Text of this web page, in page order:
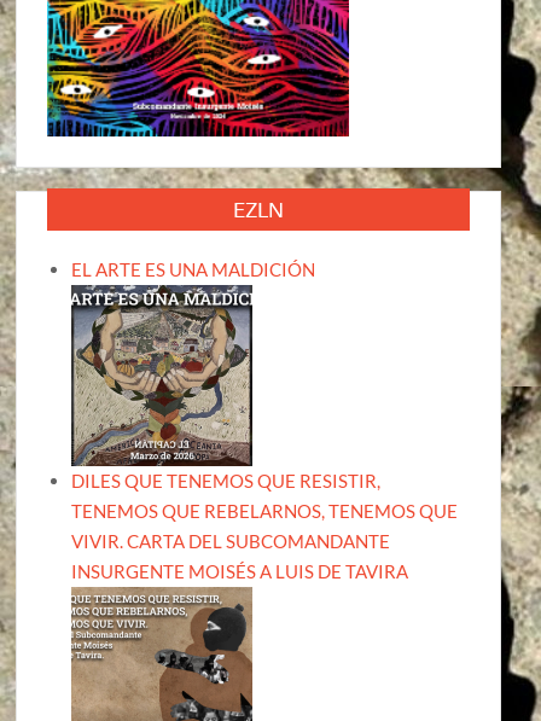
EZLN
EL ARTE ES UNA MALDICIÓN
DILES QUE TENEMOS QUE RESISTIR,
TENEMOS QUE REBELARNOS, TENEMOS QUE
VIVIR. CARTA DEL SUBCOMANDANTE
INSURGENTE MOISÉS A LUIS DE TAVIRA